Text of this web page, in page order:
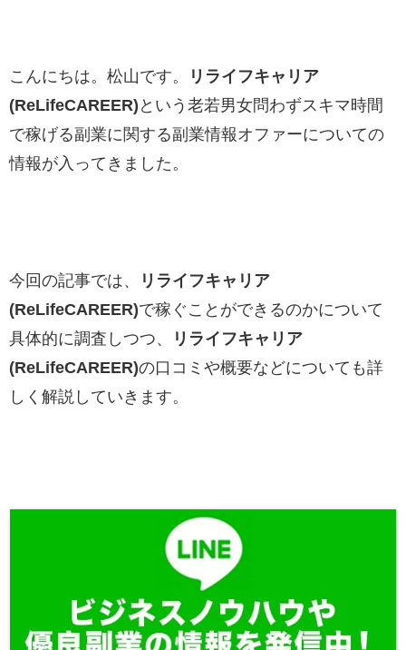
こんにちは。松山です。
リライフキャリア
(ReLifeCAREER) という老若男女問わずスキマ時間
で稼げる副業に関する副業情報オファーについての
情報が入ってきました。
今回の記事では、
リライフキャリア
(ReLifeCAREER)で稼ぐことができるのかについて
具体的に調査しつつ、
リライフキャリア
(ReLifeCAREER)の口コミや概要などについても詳
しく解説していきます。